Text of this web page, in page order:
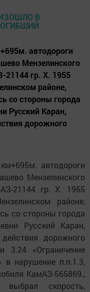
автодороги
Мензелинского
21144 гр. Х. 1955
районе,
со стороны города
Русский Каран,
дорожного
автодороги
Мензелинского
21144 гр. Х. 1955
районе,
со стороны города
Русский Каран,
дорожного
3.24 «Ограничение
в нарушение п.п.1.3,
КамАЗ-565869.,
скорость,